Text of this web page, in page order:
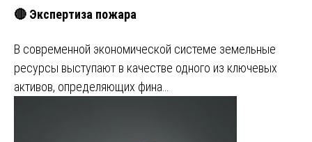
🔴 Экспертиза пожара
В современной экономической системе земельные
ресурсы выступают в качестве одного из ключевых
активов, определяющих фина…